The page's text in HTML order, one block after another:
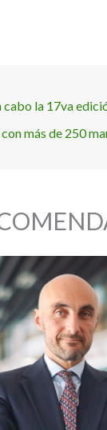
cabo la 17va
más de 250